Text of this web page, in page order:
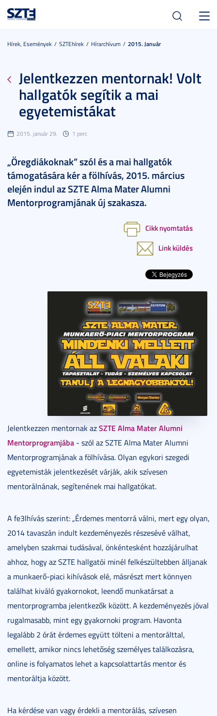
Hírek, Események SZTEhírek Hírarchívum 2015. Január
Jelentkezzen mentornak! Volt
hallgatók segítik a mai
egyetemistákat
2015. január 29. 1 perc
„Öregdiákoknak” szól és a mai hallgatók
támogatására kér a fölhívás, 2015. március
elején indul az SZTE Alma Mater Alumni
Mentorprogramjának új szakasza.
Cikk nyomtatás
Link küldés
Jelentkezzen mentornak azSZTE Alma Mater Alumni
Mentorprogramjába - szól az SZTE Alma Mater Alumni
Mentorprogramjának a fölhívása. Olyan egykori szegedi
egyetemisták jelentkezését várják, akik szívesen
mentorálnának, segítenének mai hallgatókat.
A fe3lhívás szerint: „Érdemes mentorrá válni, mert egy olyan,
2014 tavaszán indult kezdeményezés részesévé válhat,
amelyben szakmai tudásával, önkéntesként hozzájárulhat
ahhoz, hogy az SZTE hallgatói minél felkészültebben álljanak
a munkaerő-piaci kihívások elé, másrészt mert könnyen
találhat kiváló gyakornokot, leendő munkatársat a
mentorprogramba jelentkezők között. A kezdeményezés jóval
rugalmasabb, mint egy gyakornoki program. Havonta
legalább 2 órát érdemes együtt tölteni a mentorálttal,
emellett, amikor nincs lehetőség személyes találkozásra,
online is folyamatos lehet a kapcsolattartás mentor és
mentoráltja között.
Ha kérdése van vagy érdekli a mentorálás, szívesen